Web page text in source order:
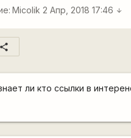
Micolik 2 Апр, 2018 17:46 arrow_downward
share
ли кто ссылки в